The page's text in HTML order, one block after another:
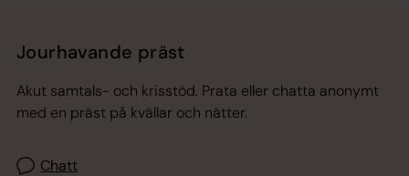
Jourhavande präst
Akut samtals- och krisstöd. Prata eller chatta anonymt
med en präst på kvällar och nätter.
Chatt